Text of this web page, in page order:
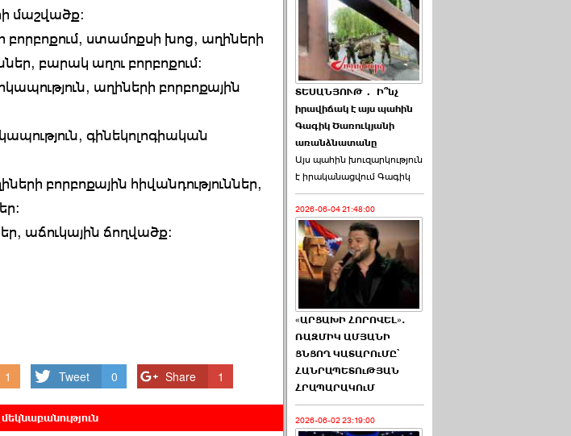
մաշվածք։
ստամոքսի խոց, աղիների
բարակ աղու բորբոքում։
աղիների բորբոքային
գինեկոլոգիական
բորբոքային հիվանդություններ,
աճուկային ճողվածք։
1 Tweet 0 Share 1
ՏԵՍԱՆՅՈՒԹ․ Ի՞նչ
իրավիճակ է այս պահին
Գագիկ Ծառուկյանի
առանձնատանը
Այս պահին խուզարկություն
է իրականացվում Գագիկ
2026-06-04 21:48:00
«ԱՐՑԱԽԻ ՀՈՐՈՎԵԼ».
ՌԱԶՄԻԿ ԱՄՅԱՆԻ
ՑՆՑՈՂ ԿԱՏԱՐՈւՄԸ՝
ՀԱՆՐԱՊԵՏՈւԹՅԱՆ
ՀՐԱՊԱՐԱԿՈւՄ
2026-06-02 23:19:00